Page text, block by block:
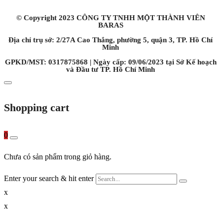
© Copyright 2023 CÔNG TY TNHH MỘT THÀNH VIÊN
BARAS
Địa chỉ trụ sở: 2/27A Cao Thắng, phường 5, quận 3, TP. Hồ Chí
Minh
GPKD/MST: 0317875868 | Ngày cấp: 09/06/2023 tại Sở Kế hoạch
và Đầu tư TP. Hồ Chí Minh
Shopping cart
0
Chưa có sản phẩm trong giỏ hàng.
Enter your search & hit enter
x
x